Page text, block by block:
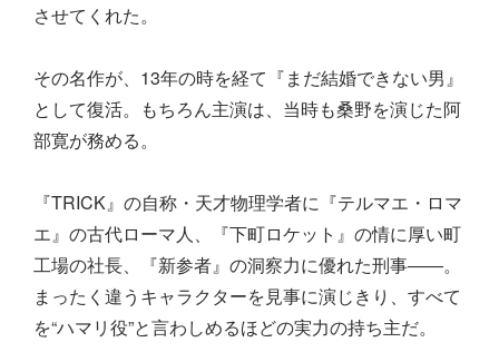
させてくれた。
その名作が、13年の時を経て『まだ結婚できない男』
として復活。もちろん主演は、当時も桑野を演じた阿
部寛が務める。
『TRICK』の自称・天才物理学者に『テルマエ・ロマ
エ』の古代ローマ人、『下町ロケット』の情に厚い町
工場の社長、『新参者』の洞察力に優れた刑事――。
まったく違うキャラクターを見事に演じきり、すべて
を“ハマリ役”と言わしめるほどの実力の持ち主だ。